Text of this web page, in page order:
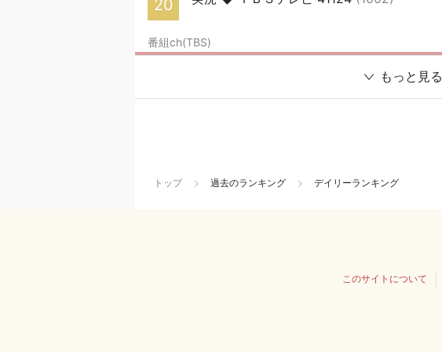
20
番組ch(TBS)
もっと見る
トップ 過去のランキング デイリーランキング
このサイトについて